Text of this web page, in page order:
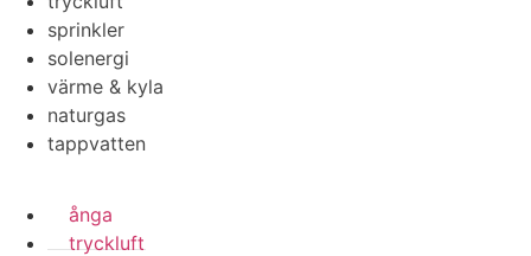
sprinkler
solenergi
värme & kyla
naturgas
tappvatten
ånga
tryckluft